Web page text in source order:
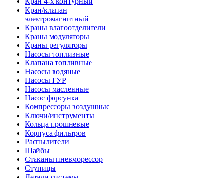
Кран/клапан
электромагнитный
Краны влагоотделители
Краны модуляторы
Краны регуляторы
Насосы топливные
Клапана топливные
Насосы водяные
Насосы ГУР
Насосы масленные
Насос форсунка
Компрессоры воздушные
Ключи/инструменты
Кольца прошневые
Корпуса фильтров
Распылители
Шайбы
Стаканы пневморессор
Ступицы